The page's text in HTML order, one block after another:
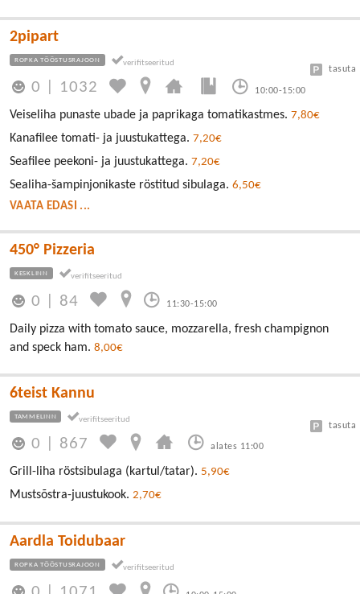
2pipart
ROPKA TÖÖSTUSRAJOON
0 1032 10:00-15:00
tasuta
Veiseliha punaste ubade ja paprikaga tomatikastmes. 7,80€
Kanafilee tomati- ja juustukattega. 7,20€
Seafilee peekoni- ja juustukattega. 7,20€
Sealiha-šampinjonikaste röstitud sibulaga. 6,50€
VAATA EDASI ...
450° Pizzeria
KESKLINN
0 84 11:30-15:00
Daily pizza with tomato sauce, mozzarella, fresh champignon
and speck ham. 8,00€
6teist Kannu
TAMMELINN
0 867 alates 11:00
tasuta
Grill-liha röstsibulaga (kartul/tatar). 5,90€
Mustsõstra-juustukook. 2,70€
Aardla Toidubaar
ROPKA TÖÖSTUSRAJOON